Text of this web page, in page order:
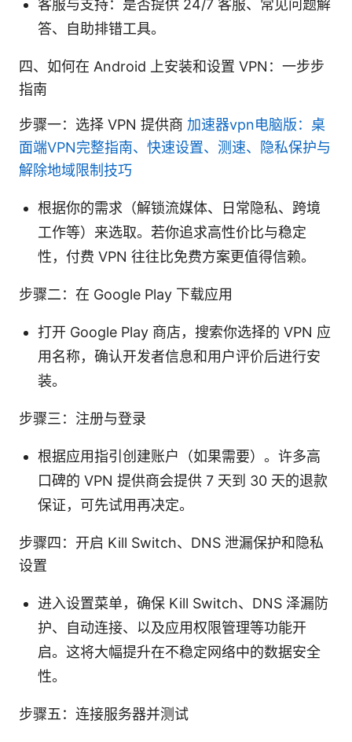
客服与支持：是否提供 24/7 客服、常见问题解
答、自助排错工具。
四、如何在 Android 上安装和设置 VPN：一步步
指南
步骤一：选择 VPN 提供商 加速器vpn电脑版：桌
面端VPN完整指南、快速设置、测速、隐私保护与
解除地域限制技巧
根据你的需求（解锁流媒体、日常隐私、跨境
工作等）来选取。若你追求高性价比与稳定
性，付费 VPN 往往比免费方案更值得信赖。
步骤二：在 Google Play 下载应用
打开 Google Play 商店，搜索你选择的 VPN 应
用名称，确认开发者信息和用户评价后进行安
装。
步骤三：注册与登录
根据应用指引创建账户（如果需要）。许多高
口碑的 VPN 提供商会提供 7 天到 30 天的退款
保证，可先试用再决定。
步骤四：开启 Kill Switch、DNS 泄漏保护和隐私
设置
进入设置菜单，确保 Kill Switch、DNS 泽漏防
护、自动连接、以及应用权限管理等功能开
启。这将大幅提升在不稳定网络中的数据安全
性。
步骤五：连接服务器并测试